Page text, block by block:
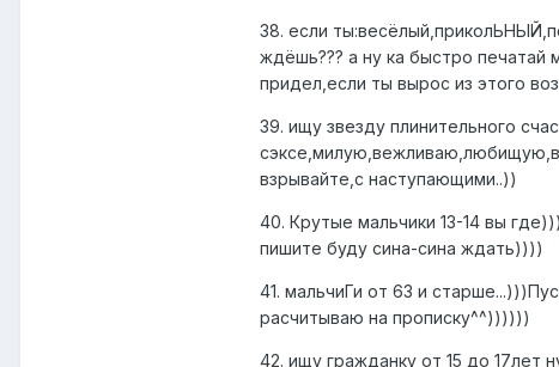
38. если
ждёшь??? а ну ка быстро печатай
придел,если ты вырос из этого
39. ищу звезду плинительного
взрывайте,с наступающими..))
40. Крутые мальчики 13-14 вы
пишите буду сина-сина ждать))))
41. мальчиГи от 63 и
расчитываю на прописку^^))))))
42. ищу гражданку от 15 до 17лет